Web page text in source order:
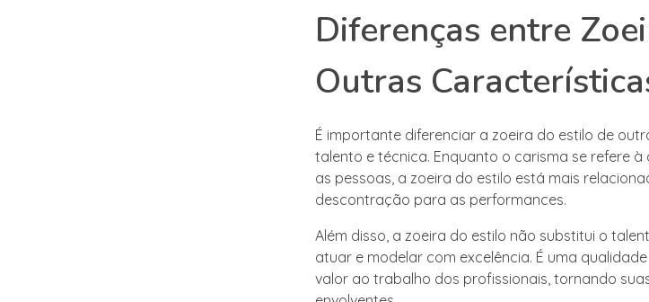
Diferenças entre
Outras
É importante diferenciar a zoeira do estilo de
talento e técnica. Enquanto o carisma se refere
as pessoas, a zoeira do estilo está mais
descontração para as performances.
Além disso, a zoeira do estilo não substitui o
atuar e modelar com excelência. É uma
valor ao trabalho dos profissionais, tornando